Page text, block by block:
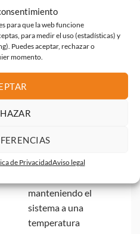
para que la web funcione
para medir el uso (estadísticas) y
Puedes aceptar, rechazar o
momento.
de PrivacidadAviso legal
resetear la BIOS
rápidamente en
caso de errores de
configuración.
Rendimiento
Su nueva
armadura de
calor de forma
manteniendo el
sistema a una
temperatura